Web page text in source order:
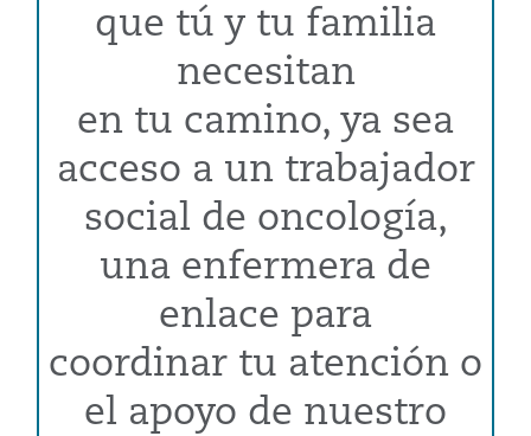
que tú y tu familia
necesitan
en tu camino, ya sea
acceso a un trabajador
social de oncología,
una enfermera de
enlace para
coordinar tu atención o
el apoyo de nuestro